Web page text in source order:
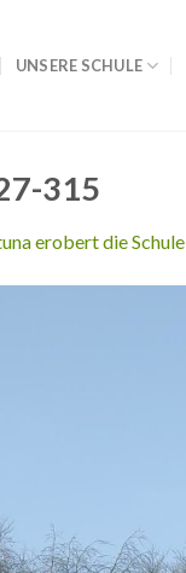
UNSERE SCHULE
315
erobert die Schule